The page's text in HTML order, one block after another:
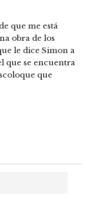
que me está
obra de los
le dice Simon a
que se encuentra
que